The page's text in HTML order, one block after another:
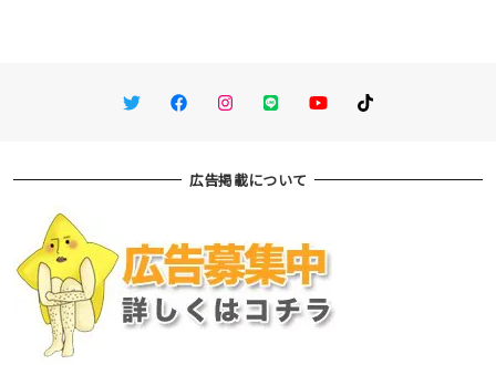
TwitterFacebookInstagram
LINE You TubeTikTok
広告掲載について